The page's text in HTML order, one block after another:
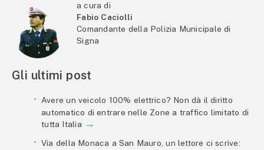
a cura di
Fabio Caciolli
Comandante della Polizia Municipale di
Signa
Gli ultimi post
Avere un veicolo 100% elettrico? Non dà il diritto
automatico di entrare nelle Zone a traffico limitato di
tutta Italia
Via della Monaca a San Mauro, un lettore ci scrive: